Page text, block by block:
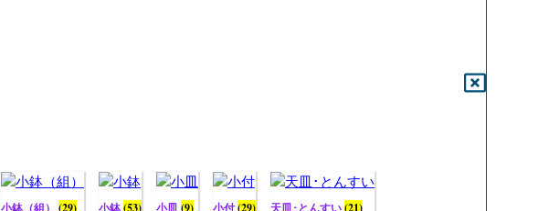
小鉢（組） (29) 小鉢(53) 小皿(9) 小付(29) 天皿･とんすい(21)